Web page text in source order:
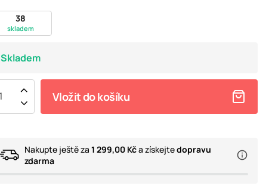
38
skladem
Skladem
Vložit do košíku
Nakupte ještě za 1 299,00 Kča získejtedopravu
zdarma